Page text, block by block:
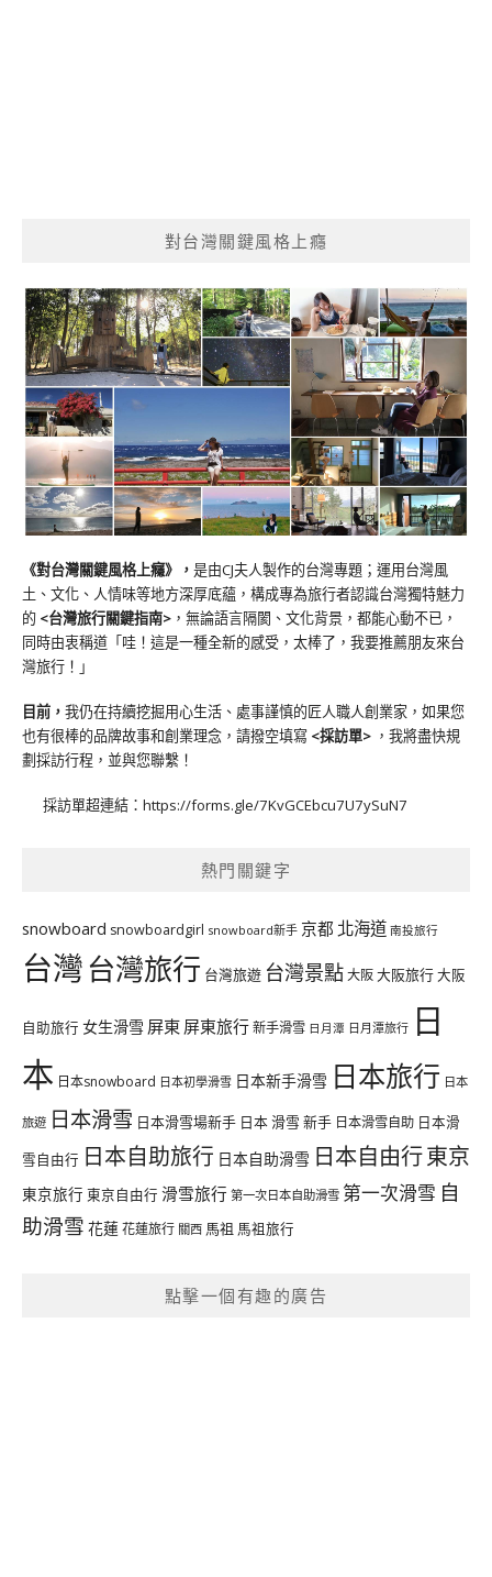
對台灣關鍵風格上癮
《對台灣關鍵風格上癮》 ， 是由CJ夫人製作的台灣專題；運用台灣風
土、文化、人情味等地方深厚底蘊，構成專為旅行者認識台灣獨特魅力
的 <台灣旅行關鍵指南> ，無論語言隔閡、文化背景，都能心動不已，
同時由衷稱道「哇！這是一種全新的感受，太棒了，我要推薦朋友來台
灣旅行！」
目前， 我仍在持續挖掘用心生活、處事謹慎的匠人職人創業家，如果您
也有很棒的品牌故事和創業理念，請撥空填寫 <採訪單> ，我將盡快規
劃採訪行程，並與您聯繫！
採訪單超連結： https://forms.gle/7KvGCEbcu7U7ySuN7
熱門關鍵字
snowboard snowboardgirl snowboard新手 京都 北海道 南投旅行
台灣台灣旅行 台灣旅遊 台灣景點大阪大阪旅行大阪
自助旅行 女生滑雪 屏東 屏東旅行新手滑雪 日月潭 日月潭旅行 日
本 日本snowboard 日本初學滑雪 日本新手滑雪 日本旅行 日本
旅遊 日本滑雪 日本滑雪場新手 日本 滑雪 新手 日本滑雪自助 日本滑
雪自由行 日本自助旅行 日本自助滑雪 日本自由行東京
東京旅行 東京自由行 滑雪旅行 第一次日本自助滑雪 第一次滑雪 自
助滑雪 花蓮花蓮旅行 關西 馬祖 馬祖旅行
點擊一個有趣的廣告